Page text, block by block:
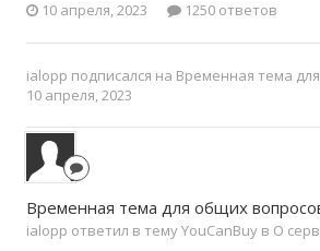
10 апреля, 2023
1250 ответов
ialopp подписался на Временная тема
10 апреля, 2023
Временная тема для общих
ialopp ответил в тему YouCanBuy в О